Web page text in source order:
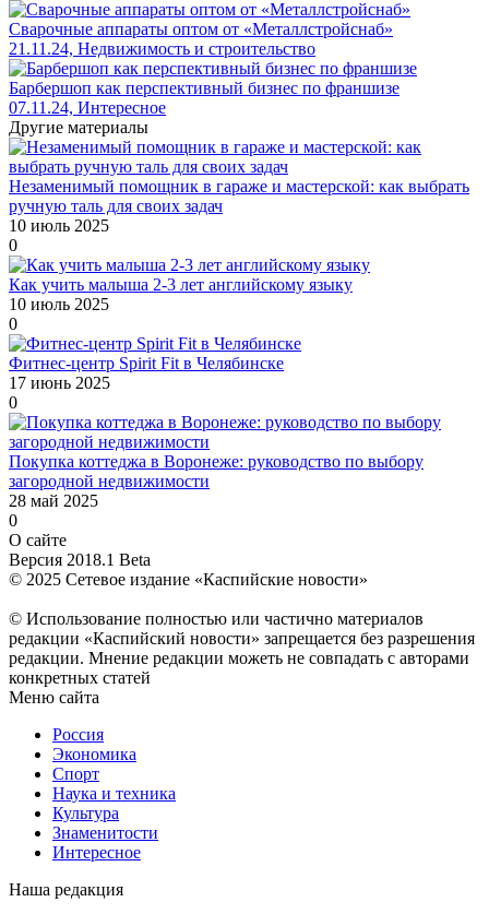
Сварочные аппараты оптом от «Металлcтройcнаб»
21.11.24, Недвижимость и строительство
Барбершоп как перспективный бизнес по франшизе
07.11.24, Интересное
Другие материалы
Незаменимый помощник в гараже и мастерской: как выбрать
ручную таль для своих задач
10 июль 2025
0
Как учить малыша 2-3 лет английскому языку
10 июль 2025
0
Фитнес-центр Spirit Fit в Челябинске
17 июнь 2025
0
Покупка коттеджа в Воронеже: руководство по выбору
загородной недвижимости
28 май 2025
0
О сайте
Версия 2018.1 Beta
© 2025 Сетевое издание «Каспийские новости»
© Использование полностью или частично материалов
редакции «Каспийский новости» запрещается без разрешения
редакции. Мнение редакции можеть не совпадать с авторами
конкретных статей
Меню сайта
Россия
Экономика
Спорт
Наука и техника
Культура
Знаменитости
Интересное
Наша редакция